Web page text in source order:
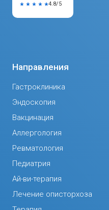
Направления
Гастроклиника
Эндоскопия
Вакцинация
Аллергология
Ревматология
Педиатрия
Ай-ви-терапия
Лечение описторхоза
4.8/5